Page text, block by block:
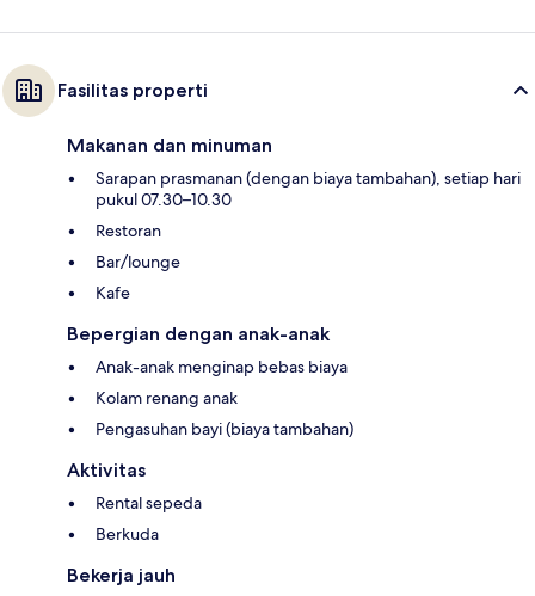
Fasilitas properti
Makanan dan minuman
Sarapan prasmanan (dengan biaya tambahan), setiap hari
pukul 07.30–10.30
Restoran
Bar/lounge
Kafe
Bepergian dengan anak-anak
Anak-anak menginap bebas biaya
Kolam renang anak
Pengasuhan bayi (biaya tambahan)
Aktivitas
Rental sepeda
Berkuda
Bekerja jauh